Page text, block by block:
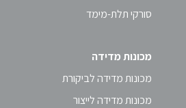
סורקי תלת-מימד
מכונות מדידה
מכונות מדידה לביקורת
מכונות מדידה לייצור